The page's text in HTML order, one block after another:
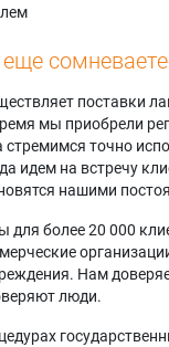
поставки
мы приобрели
точно
идем на встречу
нашими
более 20 000
Нам
люди.